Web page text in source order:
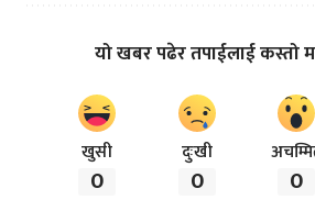
यो खबर पढेर तपाईलाई कस्तो
खुसी
0
दुःखी
0 0